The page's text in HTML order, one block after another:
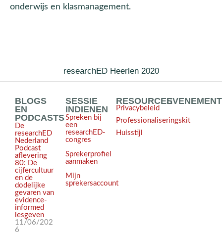
onderwijs en klasmanagement.
researchED Heerlen 2020
BLOGS
EN
PODCASTS
De
researchED
Nederland
Podcast
aflevering
80: De
cijfercultuur
en de
dodelijke
gevaren van
evidence-
informed
lesgeven
11/06/202
6
SESSIE
INDIENEN
Spreken bij
een
researchED-
congres
Sprekerprofiel
aanmaken
Mijn
sprekersaccount
RESOURCES
Privacybeleid
Professionaliseringskit
Huisstijl